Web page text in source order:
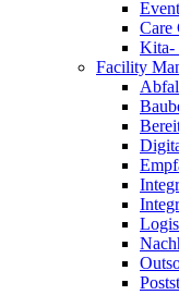
Care
Kita-
Facility